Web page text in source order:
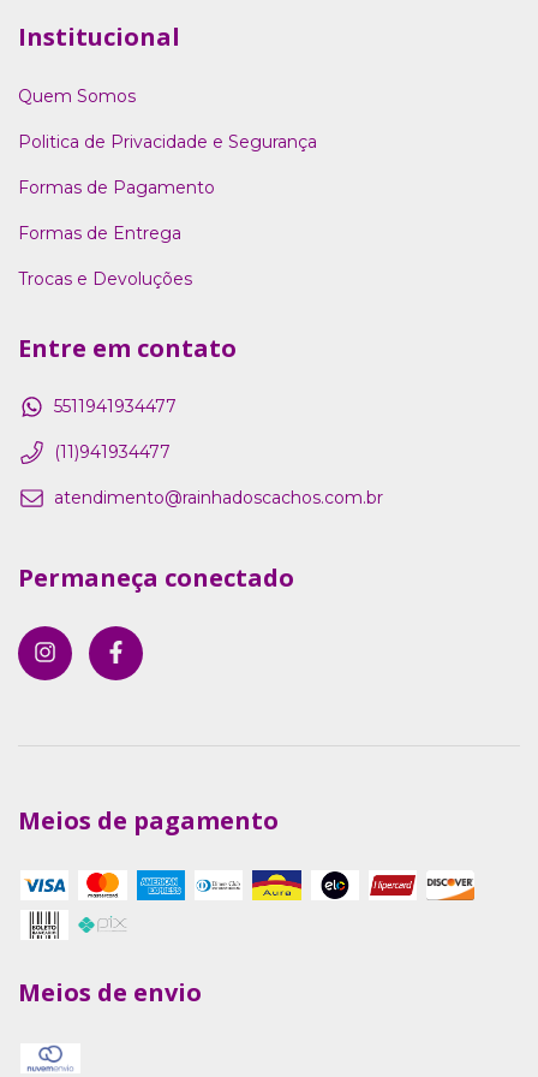
Institucional
Quem Somos
Politica de Privacidade e Segurança
Formas de Pagamento
Formas de Entrega
Trocas e Devoluções
Entre em contato
5511941934477
(11)941934477
atendimento@rainhadoscachos.com.br
Permaneça conectado
Meios de pagamento
Meios de envio